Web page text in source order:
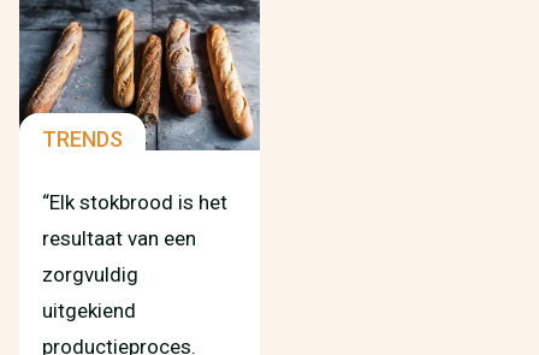
TRENDS
“Elk stokbrood is het
resultaat van een
zorgvuldig
uitgekiend
productieproces.